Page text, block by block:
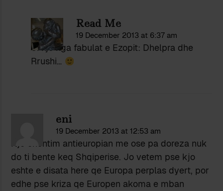
Read Me
19 December 2013 at 6:37 am
Si nje nga fabulat e Ezopit: Dhelpra dhe
Rrushi…
eni
19 December 2013 at 12:53 am
Nje orientim antieuropian me ose pa doreza nuk
do ti bente keq Shqiperise. Jo vetem pse kjo
eshte e disata here qe Europa perplas dyert, por
edhe pse kriza qe Europen akoma e mban